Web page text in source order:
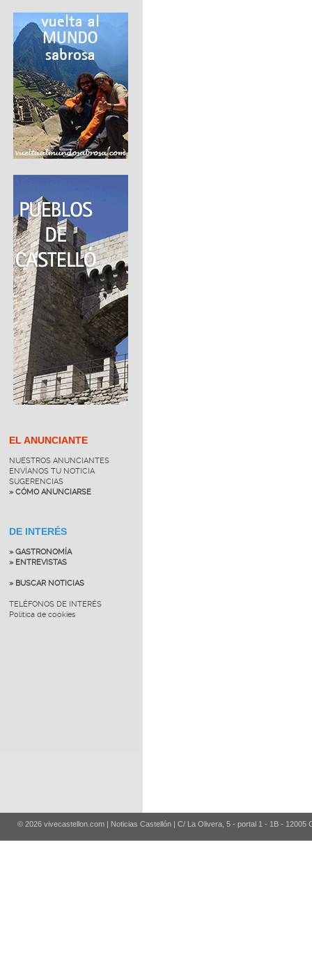
EL ANUNCIANTE
NUESTROS ANUNCIANTES
ENVÍANOS TU NOTICIA
SUGERENCIAS
» CÓMO ANUNCIARSE
DE INTERÉS
» GASTRONOMÍA
» ENTREVISTAS
» BUSCAR NOTICIAS
TELÉFONOS DE INTERÉS
Política de cookies
© 2026 vivecastellon.com | Noticias Castellón | C/ La Olivera, 5 - portal 1 - 1B - 12005